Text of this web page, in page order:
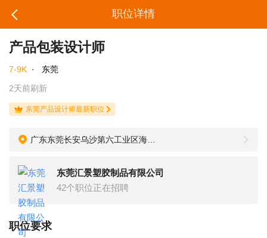
职位详情
产品包装设计师
7-9K ·
东莞
2天前刷新
东莞产品设计师最新职位
东莞汇景塑胶制品有限公司
42个职位正在招聘
职位要求